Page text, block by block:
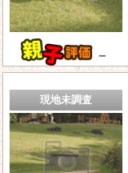
－
現地未調査